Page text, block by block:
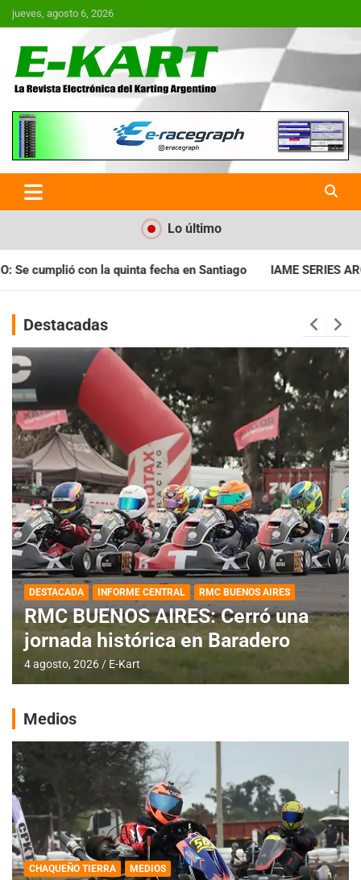
Saltar
al
jueves, agosto 6, 2026
E-Kart.com.ar | La Revista
Electrónica del Karting en
Argentina
Lo último
en Santiago IAME SERIES ARGENTINA: Horarios para la
Destacadas
DESTACADA INFORME CENTRAL RMC BUENOS AIRES
RMC BUENOS AIRES: Cerró una
jornada histórica en Baradero
4 agosto, 2026 E-Kart
Medios
CHAQUEÑO TIERRA MEDIOS